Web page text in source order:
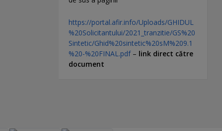
https://portal.afir.info/Uploads/GHIDUL
%20Solicitantului/2021_tranzitie/GS%20
Sintetic/Ghid%20sintetic%20sM%209.1
%20-%20FINAL.pdf– link direct către
document